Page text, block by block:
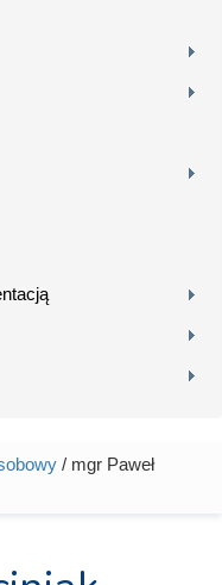
/ mgr Paweł